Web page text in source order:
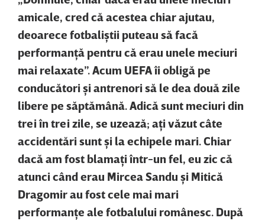
amicale, cred că acestea chiar ajutau,
deoarece fotbaliştii puteau să facă
performanţă pentru că erau unele meciuri
mai relaxate”. Acum UEFA îi obligă pe
conducători şi antrenori să le dea două zile
libere pe săptămână. Adică sunt meciuri din
trei în trei zile, se uzează; aţi văzut câte
accidentări sunt şi la echipele mari. Chiar
dacă am fost blamaţi într-un fel, eu zic că
atunci când erau Mircea Sandu şi Mitică
Dragomir au fost cele mai mari
performanţe ale fotbalului românesc. După